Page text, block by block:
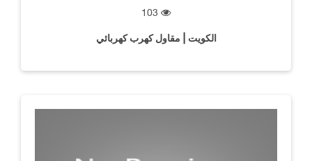
الكويت | مقاول كهرب كهربائي